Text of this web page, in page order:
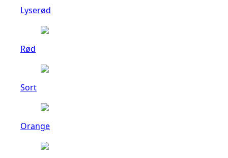
Lyserød
Rød
Sort
Orange